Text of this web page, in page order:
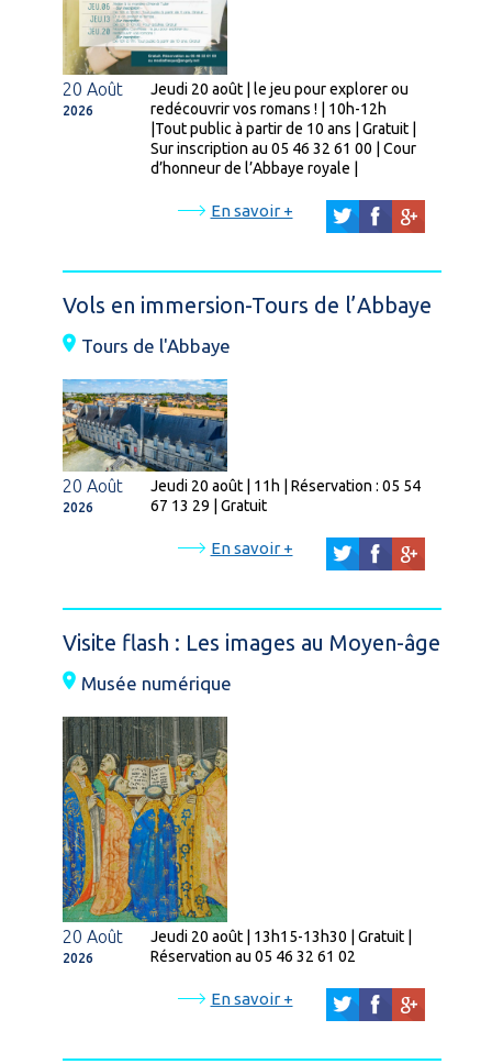
20 Août
2026
Jeudi 20 août | le jeu pour explorer ou
redécouvrir vos romans ! | 10h-12h
|Tout public à partir de 10 ans | Gratuit |
Sur inscription au 05 46 32 61 00 | Cour
d’honneur de l’Abbaye royale |
En savoir +
Vols en immersion-Tours de l’Abbaye
Tours de l'Abbaye
20 Août
2026
Jeudi 20 août | 11h | Réservation : 05 54
67 13 29 | Gratuit
En savoir +
Visite flash : Les images au Moyen-âge
Musée numérique
20 Août
2026
Jeudi 20 août | 13h15-13h30 | Gratuit |
Réservation au 05 46 32 61 02
En savoir +